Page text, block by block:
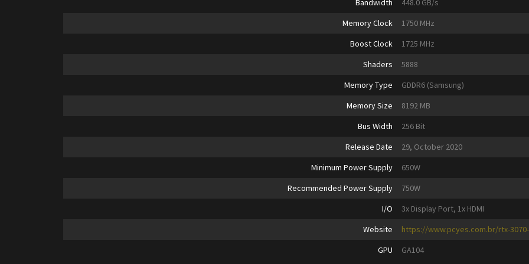
Bandwidth
448.0 GB/s
Memory Clock
1750 MHz
Boost Clock
1725 MHz
Shaders
5888
Memory Type
GDDR6 (Samsung)
Memory Size
8192 MB
Bus Width
256 Bit
Release Date
29, October 2020
Minimum Power Supply
650W
Recommended Power Supply
750W
I/O
3x Display Port, 1x HDMI
Website
https://www.pcyes.com.br/rtx-
GPU
GA104